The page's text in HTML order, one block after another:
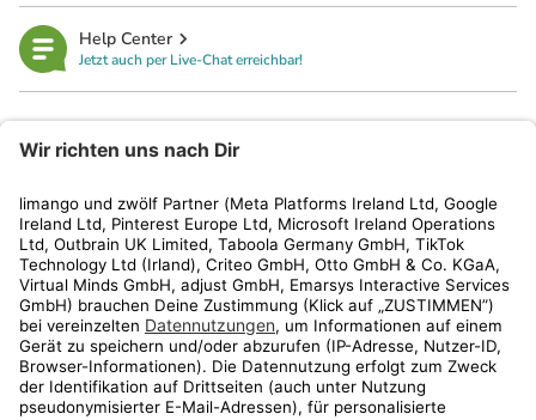
Help Center
Jetzt auch per Live-Chat erreichbar!
Kundenservice
Shop
Aktionen
Travel